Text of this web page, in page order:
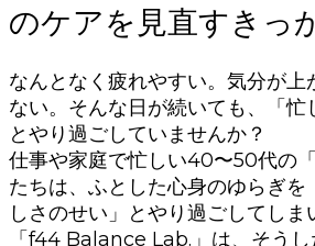
のケアを見直すきっ
なんとなく疲れやすい。気分が上
ない。そんな日が続いても、「忙
とやり過ごしていませんか？
仕事や家庭で忙しい40〜50代の
たちは、ふとした心身のゆらぎを
しさのせい」とやり過ごしてしま
「f44 Balance Lab.」は、そう